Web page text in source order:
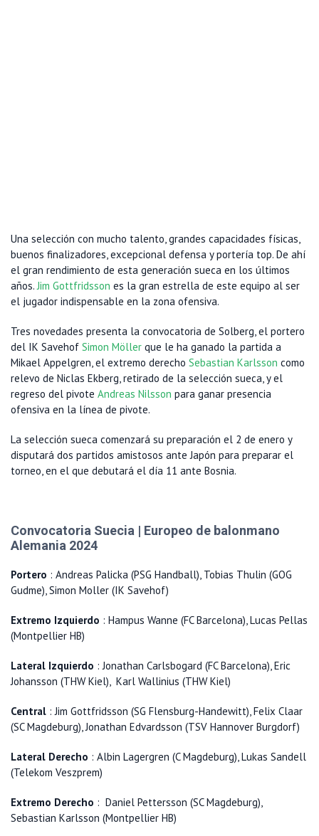
Una selección con mucho talento, grandes capacidades físicas,
buenos finalizadores, excepcional defensa y portería top. De ahí
el gran rendimiento de esta generación sueca en los últimos
años.Jim Gottfridsson es la gran estrella de este equipo al ser
el jugador indispensable en la zona ofensiva.
Tres novedades presenta la convocatoria de Solberg, el portero
del IK Savehof Simon Möller que le ha ganado la partida a
Mikael Appelgren, el extremo derecho Sebastian Karlsson como
relevo de Niclas Ekberg, retirado de la selección sueca, y el
regreso del pivote Andreas Nilsson para ganar presencia
ofensiva en la línea de pivote.
La selección sueca comenzará su preparación el 2 de enero y
disputará dos partidos amistosos ante Japón para preparar el
torneo, en el que debutará el día 11 ante Bosnia.
Convocatoria Suecia | Europeo de balonmano
Alemania 2024
Portero : Andreas Palicka (PSG Handball), Tobias Thulin (GOG
Gudme), Simon Moller (IK Savehof)
Extremo Izquierdo : Hampus Wanne (FC Barcelona), Lucas Pellas
(Montpellier HB)
Lateral Izquierdo : Jonathan Carlsbogard (FC Barcelona), Eric
Johansson (THW Kiel), Karl Wallinius (THW Kiel)
Central : Jim Gottfridsson (SG Flensburg-Handewitt), Felix Claar
(SC Magdeburg), Jonathan Edvardsson (TSV Hannover Burgdorf)
Lateral Derecho : Albin Lagergren (C Magdeburg), Lukas Sandell
(Telekom Veszprem)
Extremo Derecho : Daniel Pettersson (SC Magdeburg),
Sebastian Karlsson (Montpellier HB)